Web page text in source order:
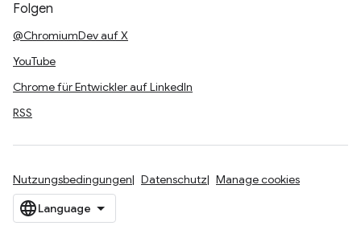
Folgen
@ChromiumDev auf X
YouTube
Chrome für Entwickler auf LinkedIn
RSS
Nutzungsbedingungen Datenschutz Manage cookies